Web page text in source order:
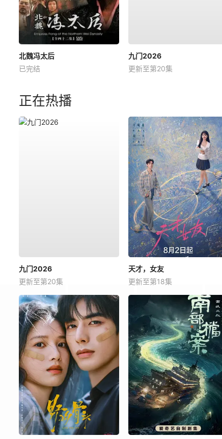
北魏冯太后
已完结
九门2026
更新至第20集
正在热播
九门2026
更新至第20集
天才，女友
更新至第18集